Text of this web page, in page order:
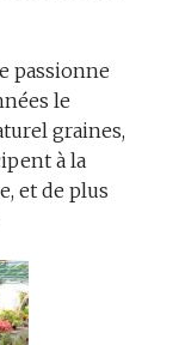
passionne
le
graines,
à la
et de plus